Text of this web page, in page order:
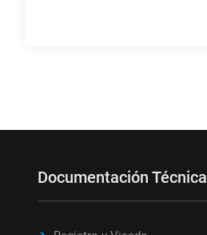
Documentación Técnica